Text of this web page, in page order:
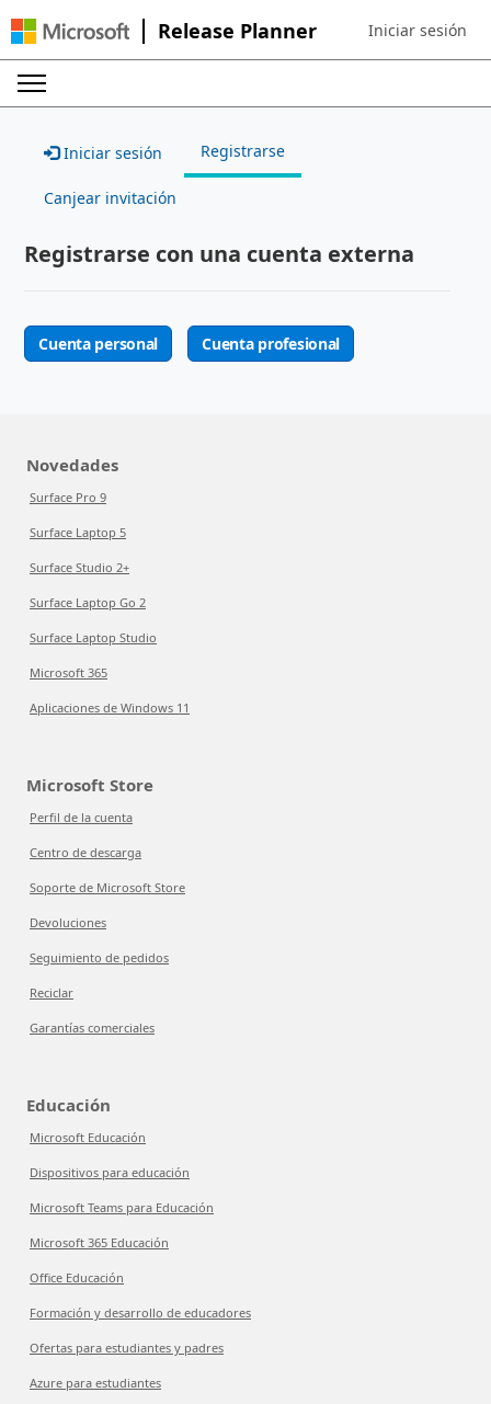
Release Planner Sign in to your
Iniciar sesión
Iniciar sesión Registrarse
Canjear invitación
Registrarse con una cuenta externa
Cuenta personal Cuenta profesional
Novedades
Surface Pro 9
Surface Laptop 5
Surface Studio 2+
Surface Laptop Go 2
Surface Laptop Studio
Microsoft 365
Aplicaciones de Windows 11
Microsoft Store
Perfil de la cuenta
Centro de descarga
Soporte de Microsoft Store
Devoluciones
Seguimiento de pedidos
Reciclar
Garantías comerciales
Educación
Microsoft Educación
Dispositivos para educación
Microsoft Teams para Educación
Microsoft 365 Educación
Office Educación
Formación y desarrollo de educadores
Ofertas para estudiantes y padres
Azure para estudiantes